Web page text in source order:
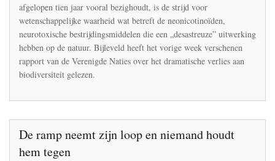
van
DDT
en
IMIDACLOPRID
vroegtijdig
onderkende
afgelopen tien jaar vooral bezighoudt, is de strijd voor
wetenschappelijke waarheid wat betreft de neonicotinoïden,
neurotoxische bestrijdingsmiddelen die een „desastreuze” uitwerking
hebben op de natuur. Bijleveld heeft het vorige week verschenen
rapport van de Verenigde Naties over het dramatische verlies aan
biodiversiteit gelezen.
De ramp neemt zijn loop en niemand houdt
hem tegen